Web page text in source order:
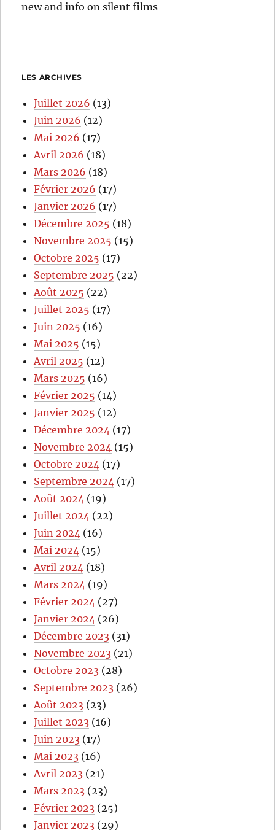
new and info on silent films
LES ARCHIVES
Juillet 2026 (13)
Juin 2026 (12)
Mai 2026 (17)
Avril 2026 (18)
Mars 2026 (18)
Février 2026 (17)
Janvier 2026 (17)
Décembre 2025 (18)
Novembre 2025 (15)
Octobre 2025 (17)
Septembre 2025 (22)
Août 2025 (22)
Juillet 2025 (17)
Juin 2025 (16)
Mai 2025 (15)
Avril 2025 (12)
Mars 2025 (16)
Février 2025 (14)
Janvier 2025 (12)
Décembre 2024 (17)
Novembre 2024 (15)
Octobre 2024 (17)
Septembre 2024 (17)
Août 2024 (19)
Juillet 2024 (22)
Juin 2024 (16)
Mai 2024 (15)
Avril 2024 (18)
Mars 2024 (19)
Février 2024 (27)
Janvier 2024 (26)
Décembre 2023 (31)
Novembre 2023 (21)
Octobre 2023 (28)
Septembre 2023 (26)
Août 2023 (23)
Juillet 2023 (16)
Juin 2023 (17)
Mai 2023 (16)
Avril 2023 (21)
Mars 2023 (23)
Février 2023 (25)
Janvier 2023 (29)